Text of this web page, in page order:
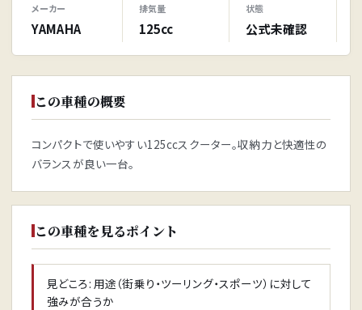
メーカー
YAMAHA
排気量
125cc
状態
公式未確認
この車種の概要
コンパクトで使いやすい125ccスクーター。収納力と快適性の
バランスが良い一台。
この車種を見るポイント
見どころ: 用途（街乗り・ツーリング・スポーツ）に対して
強みが合うか